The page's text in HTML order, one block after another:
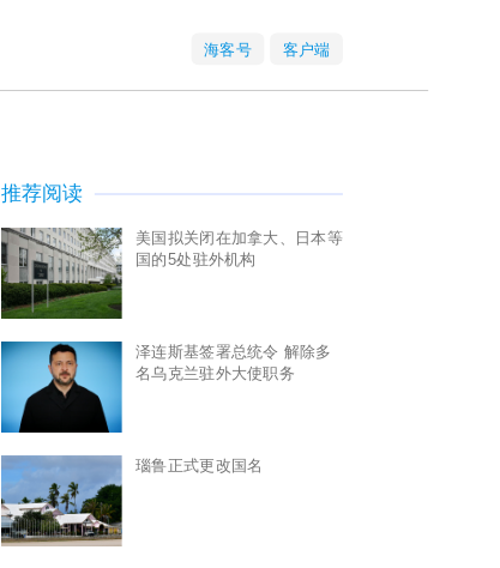
海客号 客户端
推荐阅读
美国拟关闭在加拿大、日本等
国的5处驻外机构
泽连斯基签署总统令 解除多
名乌克兰驻外大使职务
瑙鲁正式更改国名